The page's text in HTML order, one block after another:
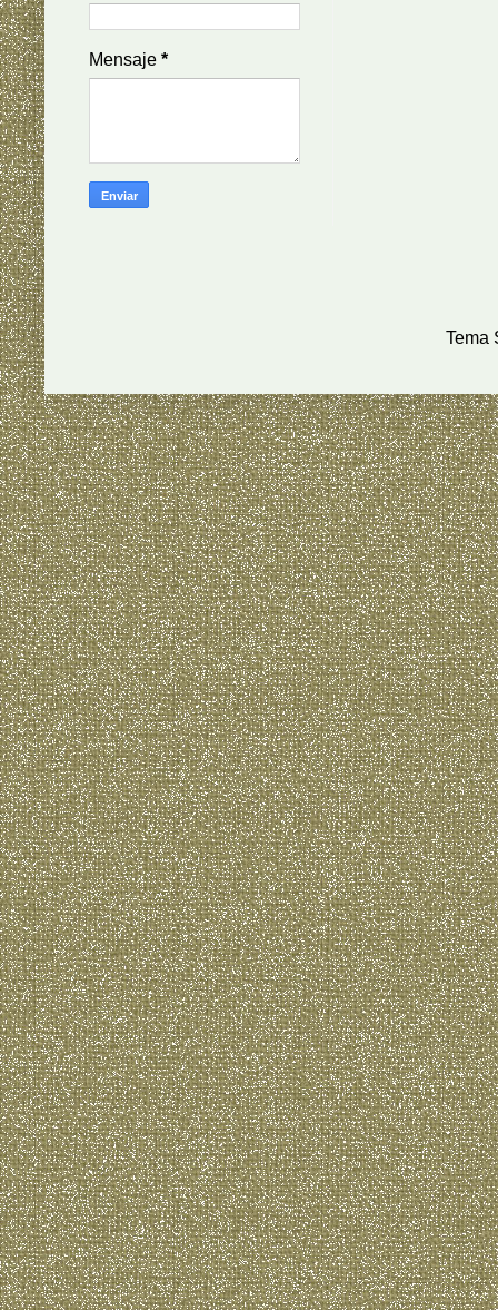
Mensaje *
Tema